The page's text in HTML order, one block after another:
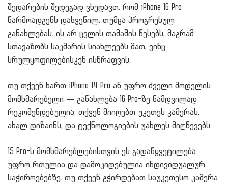
შედარების შედეგად ვხედავთ, რომ iPhone 16 Pro
წარმოადგენს დახვეწილ, თუმცა პროგრესულ
განახლებას. ის არ ცვლის თამაშის წესებს, მაგრამ
სთავაზობს საკმარის სიახლეებს მათ, ვინც
სრულყოფილებისკენ ისწრაფვის.
თუ თქვენ ხართ iPhone 14 Pro ან უფრო ძველი მოდელის
მომხმარებელი — განახლება 16 Pro-ზე ნამდვილად
რეკომენდებულია. თქვენ მიიღებთ უკეთეს კამერას,
ახალ დიზაინს, და ტექნოლოგიების უახლეს მიღწევებს.
15 Pro-ს მომხმარებლებისთვის ეს გადაწყვეტილება
უფრო რთულია და დამოკიდებულია ინდივიდუალურ
საჭიროებებზე. თუ თქვენ გჭირდებათ საუკეთესო კამერა